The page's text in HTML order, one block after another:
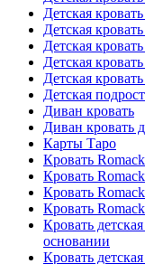
Детская
Детская
Детская
Детская
Детская
Детская
Диван кровать
Диван кровать
Карты Таро
Кровать
Кровать
Кровать
Кровать
Кровать
основании
Кровать